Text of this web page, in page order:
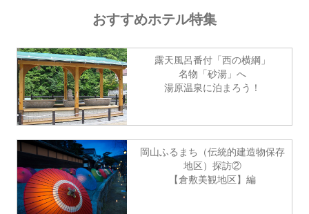
おすすめホテル特集
露天風呂番付「西の横綱」
名物「砂湯」へ
湯原温泉に泊まろう！
岡山ふるまち（伝統的建造物保存
地区）探訪②
【倉敷美観地区】編